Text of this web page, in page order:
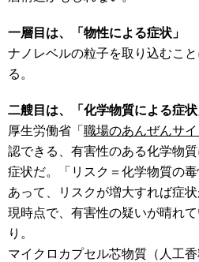
一層目は、「物性による症状」
ナノレベルの粒子を取り込むこ
る。
二艘目は、「化学物質による症状
厚生労働省「 職場のあんぜんサイ
認できる、有害性のある化学物
症状だ。「リスク＝化学物質の
あって、リスクが増大すれば症状
現時点で、有害性の疑いが晴れ
り。
マイクロカプセル芯物質（人工